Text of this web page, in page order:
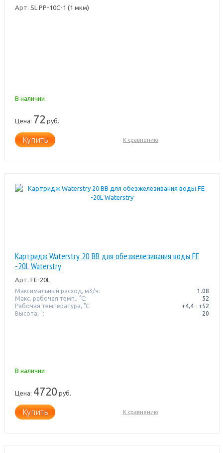
Арт. SL PP-10C-1 (1 мкм)
В наличии
Цена: 72 руб.
Купить К сравнению
Картридж Waterstrу 20 BB для обезжелезивания воды FE
-20L Waterstry
Арт. FE-20L
Максимальный расход, м3/ч:
1.08
Макс. рабочая темп., °С:
52
Рабочая температура, °C:
+4,4 - +52
Высота, ":
20
В наличии
Цена: 4720 руб.
Купить К сравнению